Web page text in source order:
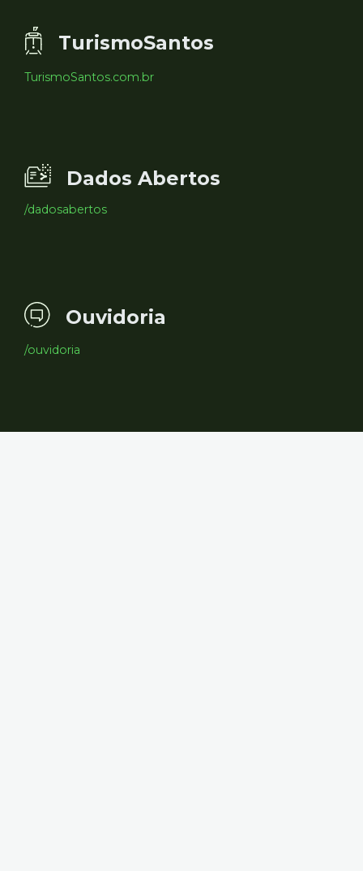
TurismoSantos
TurismoSantos.com.br
Dados Abertos
/dadosabertos
Ouvidoria
/ouvidoria